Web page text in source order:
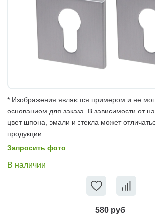
* Изображения являются примером и не
основанием для заказа. В зависимости от
цвет шпона, эмали и стекла может
продукции.
Запросить фото
В наличии
580 руб